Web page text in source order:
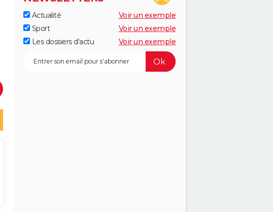
Actualité
Voir un exemple
Sport
Voir un exemple
Les dossiers d'actu
Voir un exemple